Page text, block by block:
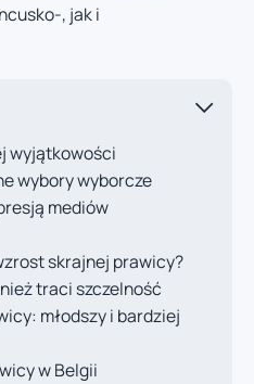
, jak i
wyjątkowości
wybory wyborcze
mediów
skrajnej prawicy?
traci szczelność
młodszy i bardziej
w Belgii